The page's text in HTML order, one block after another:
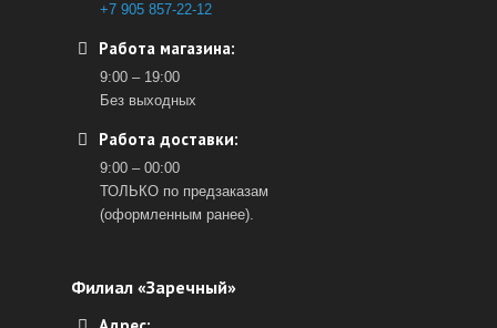
+7 905 857-22-12
Работа магазина:
9:00 – 19:00
Без выходных
Работа доставки:
9:00 – 00:00
ТОЛЬКО по предзаказам
(оформленным ранее).
Филиал «Заречный»